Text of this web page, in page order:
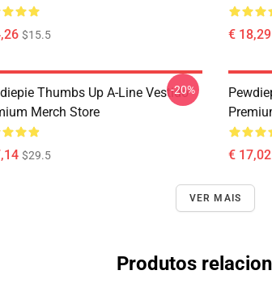
$15.5 € 18,29
Thumbs Up A-Line Vestido
Merch Store
$29.5
-20%
€ 17,02
VER MAIS
Produtos